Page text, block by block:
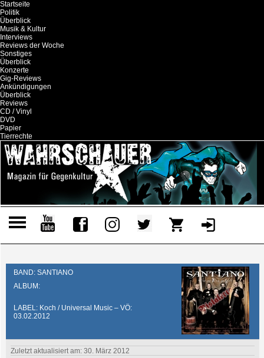
Startseite
Politik
Überblick
Musik & Kultur
Interviews
Reviews der Woche
Sonstiges
Überblick
Konzerte
Gig-Reviews
Ankündigungen
Überblick
Reviews
CD / Vinyl
DVD
Papier
Tierrechte
BAND: SANTIANO
ALBUM:
LABEL: Koch / Universal Music – VÖ:
03.02.2012
Zuletzt aktualisiert am: 30. März 2012